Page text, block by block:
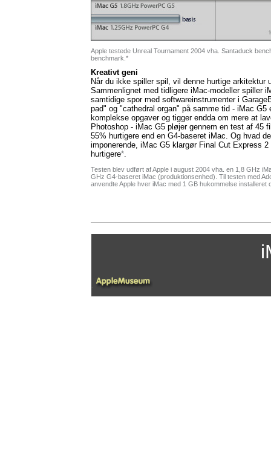
Apple testede Unreal Tournament 2004 vha. Santaduck
benchmark.*
Kreativt geni
Når du ikke spiller spil, vil denne hurtige arkitektur
Sammenlignet med tidligere iMac-modeller spiller
samtidige spor med softwareinstrumenter i
pad" og "cathedral organ" på samme tid - iMac
komplekse opgaver og tigger endda om mere at
Photoshop - iMac G5 pløjer gennem en test af 45
55% hurtigere end en G4-baseret iMac. Og hvad
imponerende, iMac G5 klargør Final Cut Express
hurtigere*.
Testen blev udført af Apple i august 2004 vha. en 1,8 GHz
GHz G4-baseret iMac (produktionsenhed). Til testen med
anvendte Apple hver iMac med 1 GB hukommelse installeret